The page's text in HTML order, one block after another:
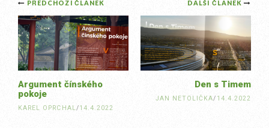
navigation
DALŠÍ ČLÁNEK
Den s Timem
JAN NETOLIČKA/ 14.4.2022
PŘEDCHOZÍ ČLÁNEK
Argument čínského
pokoje
KAREL OPRCHAL/14.4.2022